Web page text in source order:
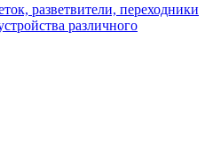
разветвители, переходники
различного